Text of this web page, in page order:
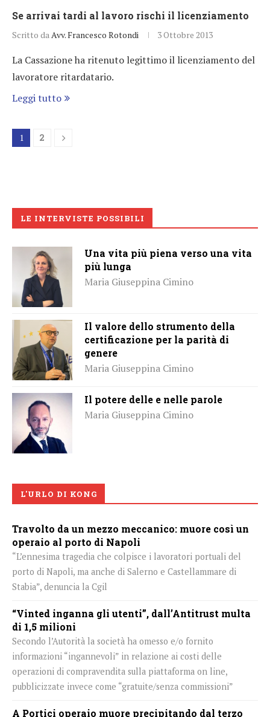
Se arrivai tardi al lavoro rischi il licenziamento
Scritto da Avv. Francesco Rotondi 3 Ottobre 2013
La Cassazione ha ritenuto legittimo il licenziamento del
lavoratore ritardatario.
Leggi tutto
1 2
LE INTERVISTE POSSIBILI
Una vita più piena verso una vita
più lunga
Maria Giuseppina Cimino
Il valore dello strumento della
certificazione per la parità di
genere
Maria Giuseppina Cimino
Il potere delle e nelle parole
Maria Giuseppina Cimino
L'URLO DI KONG
Travolto da un mezzo meccanico: muore così un
operaio al porto di Napoli
“L’ennesima tragedia che colpisce i lavoratori portuali del
porto di Napoli, ma anche di Salerno e Castellammare di
Stabia”, denuncia la Cgil
“Vinted inganna gli utenti”, dall’Antitrust multa
di 1,5 milioni
Secondo l’Autorità la società ha omesso e/o fornito
informazioni “ingannevoli” in relazione ai costi delle
operazioni di compravendita sulla piattaforma on line,
pubblicizzate invece come “gratuite/senza commissioni”
A Portici operaio muore precipitando dal terzo